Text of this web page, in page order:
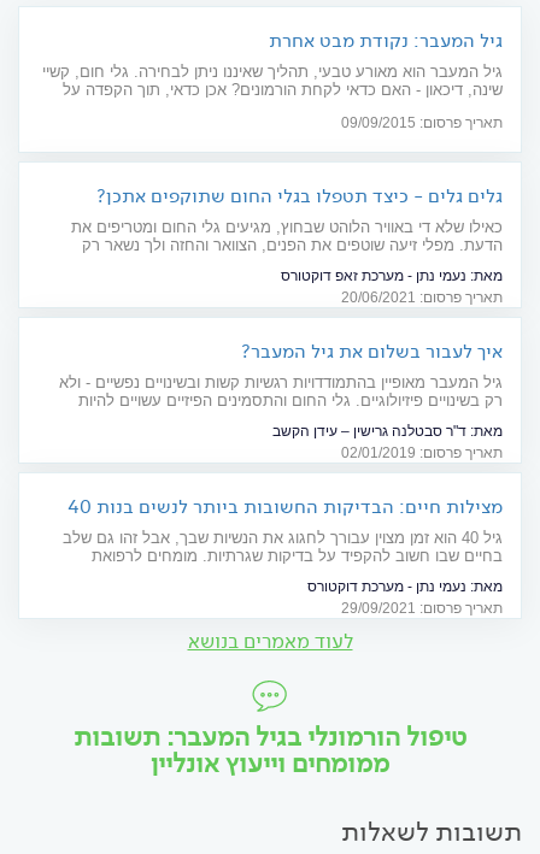
גיל המעבר: נקודת מבט אחרת
גיל המעבר הוא מאורע טבעי, תהליך שאיננו ניתן לבחירה. גלי חום, קשיי
שינה, דיכאון - האם כדאי לקחת הורמונים? אכן כדאי, תוך הקפדה על
תאריך פרסום: 09/09/2015
גלים גלים - כיצד תטפלו בגלי החום שתוקפים אתכן?
כאילו שלא די באוויר הלוהט שבחוץ, מגיעים גלי החום ומטריפים את
הדעת. מפלי זיעה שוטפים את הפנים, הצוואר והחזה ולך נשאר רק
המפוקפק גם דפיקות לב מואצות. גלי החום הם תופעה רחבה, מציקה
ומשבשת חיים ועכשיו, עם בוא הקיץ נשים רבות נרתעות מלצאת
מהמזגן. מה עושים? מטפלים
מאת: נעמי נתן - מערכת זאפ דוקטורס
תאריך פרסום: 20/06/2021
איך לעבור בשלום את גיל המעבר?
גיל המעבר מאופיין בהתמודדויות רגשיות קשות ובשינויים נפשיים - ולא
רק בשינויים פיזיולוגיים. גלי החום והתסמינים הפיזיים עשויים להיות
להתמודד?
מאת: ד"ר סבטלנה גרישין – עידן הקשב
תאריך פרסום: 02/01/2019
מצילות חיים: הבדיקות החשובות ביותר לנשים בנות 40
ומעלה גיל 40 הוא זמן מצוין עבורך לחגוג את הנשיות שבך, אבל זהו גם שלב
בחיים שבו חשוב להקפיד על בדיקות שגרתיות. מומחים לרפואת
זה מציל חיים
מאת: נעמי נתן - מערכת דוקטורס
תאריך פרסום: 29/09/2021
לעוד מאמרים בנושא
טיפול הורמונלי בגיל המעבר: תשובות
ממומחים וייעוץ אונליין
תשובות לשאלות